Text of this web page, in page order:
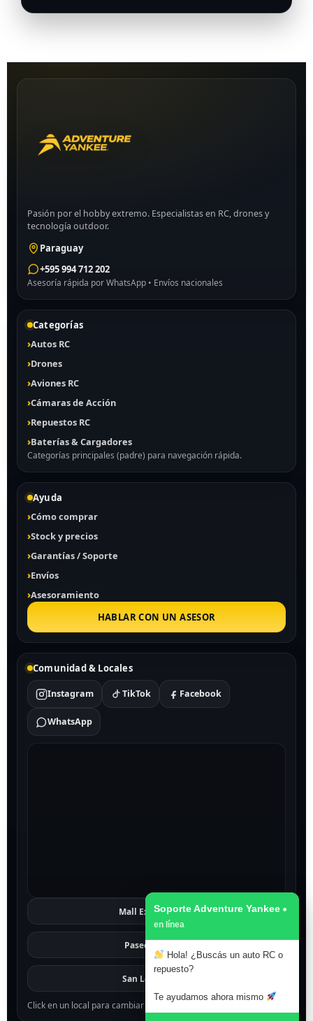
Pasión por el hobby extremo. Especialistas en RC, drones y
tecnología outdoor.
Paraguay
+595 994 712 202
Asesoría rápida por WhatsApp • Envíos nacionales
Categorías
Autos RC
Drones
Aviones RC
Cámaras de Acción
Repuestos RC
Baterías & Cargadores
Categorías principales (padre) para navegación rápida.
Ayuda
Cómo comprar
Stock y precios
Garantías / Soporte
Envíos
Asesoramiento
HABLAR CON UN ASESOR
Comunidad & Locales
Instagram TikTok Facebook
WhatsApp
Mall Excelsior Ver
Paseo 1811
San Lorenzo
Click en un local para cambiar el mapa.
Soporte Adventure Yankee
Hola! ¿Buscás un auto RC o
repuesto?
Te ayudamos ahora mismo